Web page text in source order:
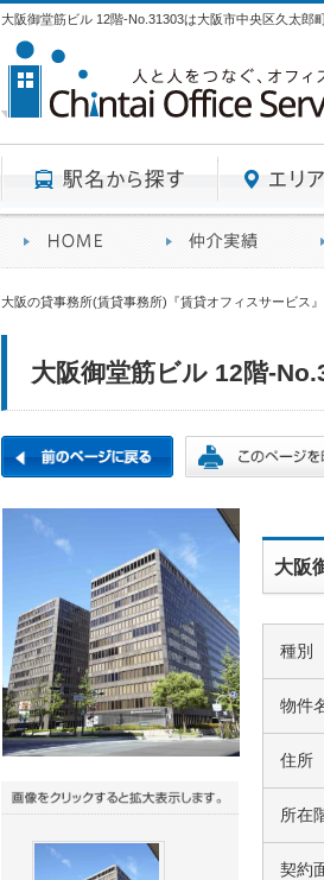
大阪御堂筋ビル 12階-No.31303は大阪市中央区久太郎
大阪の貸事務所(賃貸事務所)『賃貸オフィスサービス』
大阪御堂筋ビル 12階-
大阪
種別
物件
住所
所在
契約